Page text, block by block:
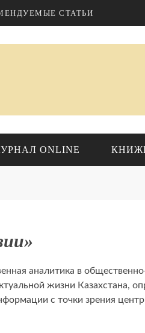
СТАТЬИ
ONLINE
Азия
аналитика в
жизни Казахстана,
с точки зрения